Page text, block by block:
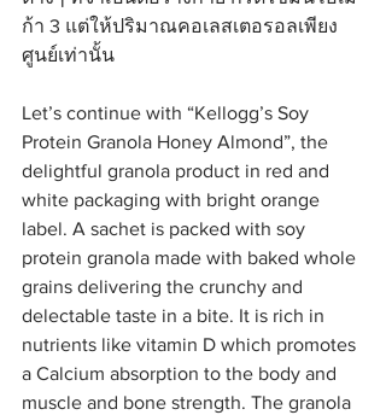
ก้า 3 แต่ให้ปริมาณคอเลสเตอรอลเพียง
ศูนย์เท่านั้น
Let’s continue with “Kellogg’s Soy
Protein Granola Honey Almond”, the
delightful granola product in red and
white packaging with bright orange
label. A sachet is packed with soy
protein granola made with baked whole
grains delivering the crunchy and
delectable taste in a bite. It is rich in
nutrients like vitamin D which promotes
a Calcium absorption to the body and
muscle and bone strength. The granola